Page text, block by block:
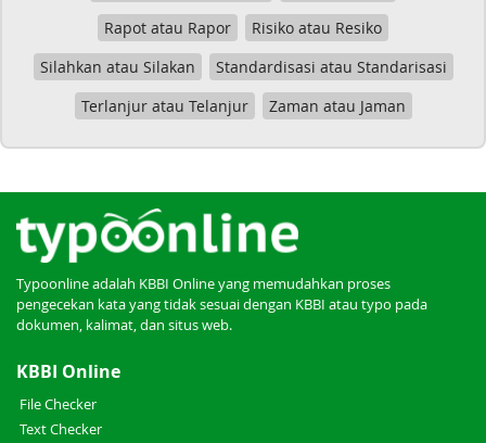
Rapot atau Rapor
Risiko atau Resiko
Silahkan atau Silakan
Standardisasi atau Standarisasi
Terlanjur atau Telanjur
Zaman atau Jaman
Typoonline adalah KBBI Online yang memudahkan proses
pengecekan kata yang tidak sesuai dengan KBBI atau typo pada
dokumen, kalimat, dan situs web.
KBBI Online
File Checker
Text Checker